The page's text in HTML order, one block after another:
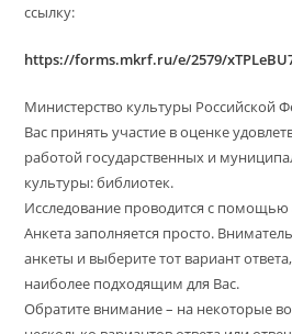
ссылку:
https://forms.mkrf.ru/e/2579/
Министерство культуры Российской
Вас принять участие в оценке
работой государственных и
культуры: библиотек.
Исследование проводится с
Анкета заполняется просто.
анкеты и выберите тот вариант
наиболее подходящим для Вас.
Обратите внимание – на некоторые